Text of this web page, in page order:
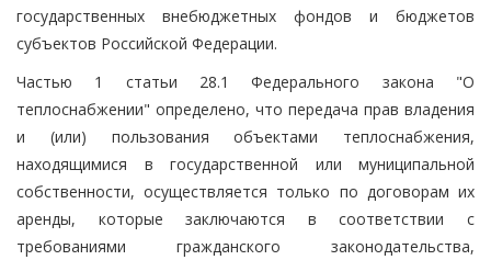
государственных внебюджетных фондов и бюджетов
субъектов Российской Федерации.
Частью 1 статьи 28.1 Федерального закона "О
теплоснабжении" определено, что передача прав владения
и (или) пользования объектами теплоснабжения,
находящимися в государственной или муниципальной
собственности, осуществляется только по договорам их
аренды, которые заключаются в соответствии с
требованиями гражданского законодательства,